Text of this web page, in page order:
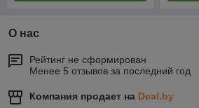
О нас
Рейтинг не сформирован
Менее 5 отзывов за последний год
Компания продает на Deal.by